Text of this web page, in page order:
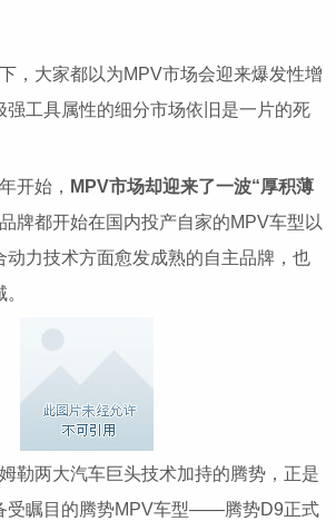
，大家都以为MPV市场会迎来爆发性增
强工具属性的细分市场依旧是一片的死
开始， MPV市场却迎来了一波“厚积薄
牌都开始在国内投产自家的MPV车型以
动力技术方面愈发成熟的自主品牌，也
勒两大汽车巨头技术加持的腾势，正是
受瞩目的腾势MPV车型——腾势D9正式